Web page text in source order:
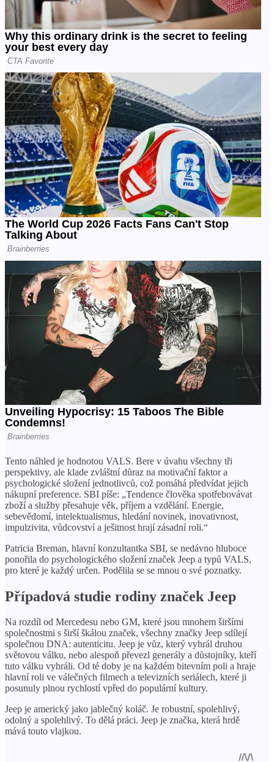
Tento náhled je hodnotou VALS. Bere v úvahu všechny tři
perspektivy, ale klade zvláštní důraz na motivační faktor a
psychologické složení jednotlivců, což pomáhá předvídat jejich
nákupní preference. SBI píše: „Tendence člověka spotřebovávat
zboží a služby přesahuje věk, příjem a vzdělání. Energie,
sebevědomí, intelektualismus, hledání novinek, inovativnost,
impulzivita, vůdcovství a ješitnost hrají zásadní roli.“
Patricia Breman, hlavní konzultantka SBI, se nedávno hluboce
ponořila do psychologického složení značek Jeep a typů VALS,
pro které je každý určen. Podělila se se mnou o své poznatky.
Případová studie rodiny značek Jeep
Na rozdíl od Mercedesu nebo GM, které jsou mnohem širšími
společnostmi s širší škálou značek, všechny značky Jeep sdílejí
společnou DNA: autenticitu. Jeep je vůz, který vyhrál druhou
světovou válku, nebo alespoň převezl generály a důstojníky, kteří
tuto válku vyhráli. Od té doby je na každém bitevním poli a hraje
hlavní roli ve válečných filmech a televizních seriálech, které ji
posunuly plnou rychlostí vpřed do populární kultury.
Jeep je americký jako jablečný koláč. Je robustní, spolehlivý,
odolný a spolehlivý. To dělá práci. Jeep je značka, která hrdě
mává touto vlajkou.